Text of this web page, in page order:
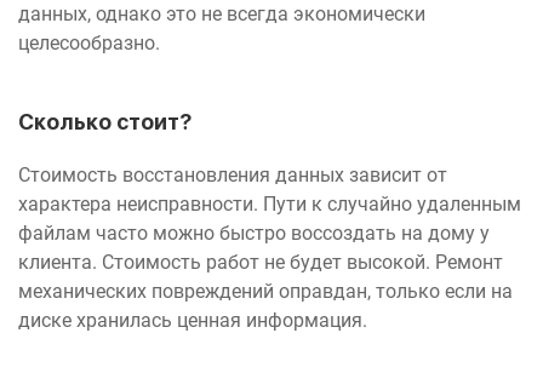
данных, однако это не всегда экономически
целесообразно.
Сколько стоит?
Стоимость восстановления данных зависит от
характера неисправности. Пути к случайно удаленным
файлам часто можно быстро воссоздать на дому у
клиента. Стоимость работ не будет высокой. Ремонт
механических повреждений оправдан, только если на
диске хранилась ценная информация.